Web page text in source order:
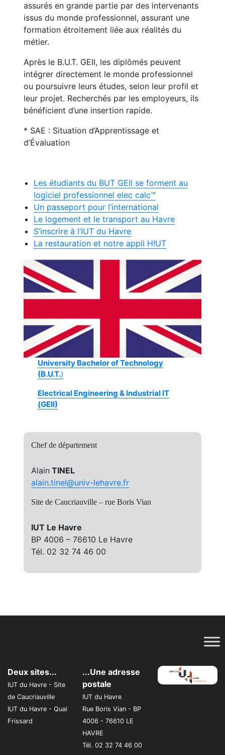
assurés en grande partie par des intervenants
issus du monde professionnel, assurant une
formation étroitement liée aux réalités du
métier.
Après le B.U.T. GEII, les diplômés peuvent
intégrer directement le monde professionnel
ou poursuivre leurs études, selon leur profil et
leur projet. Recherchés par les employeurs, ils
bénéficient d’une insertion rapide.
* SAE : Situation d’Apprentissage et
d’Évaluation
Les étudiants du BUT GEII se forment au
logiciel professionnel elec calc™
Un passeport pour l’international
Le logement et le transport au Havre
S’inscrire à l’IUT du Havre
La restauration et notre appli H!UT
University Bachelor of Technology
(B.U.T.)
Electrical Engineering & Industrial IT
(GEII)
Chef de département
Alain TINEL
alain.tinel@univ-lehavre.fr
Site de Caucriauville – rue Boris Vian
IUT Le Havre
BP 4006 – 76610 Le Havre
Tél. 02 32 74 46 00
Deux sites...
IUT du Havre - Site
de Caucriauville
IUT du Havre - Quai
Frissard
...Une adresse
postale
IUT du Havre
Rue Boris Vian - BP
4006 - 76610 LE
HAVRE
Tél. 02 32 74 46 00